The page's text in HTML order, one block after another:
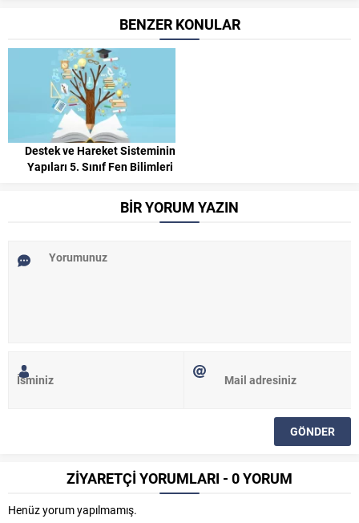
BENZER KONULAR
Destek ve Hareket Sisteminin
Yapıları 5. Sınıf Fen Bilimleri
BİR YORUM YAZIN
ZİYARETÇİ YORUMLARI - 0 YORUM
Henüz yorum yapılmamış.